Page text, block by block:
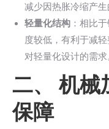
减少因热胀冷缩产生
轻量化结构 ：相比
度较低，有利于减
对轻量化设计的需求
二、 机械
保障